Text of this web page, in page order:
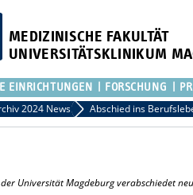
MEDIZINISCHE FAKULTÄT
UNIVERSITÄTSKLINIKUM
EINRICHTUNGEN FORSCHUNG
2024 News Abschied ins
Universität Magdeburg verabschiedet